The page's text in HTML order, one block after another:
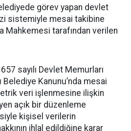
görev yapan devlet
sistemiyle mesai takibine
Mahkemesi tarafından verilen
sayılı Devlet Memurları
Belediye Kanunu’nda mesai
veri işlenmesine ilişkin
açık bir düzenleme
kişisel verilerin
ihlal edildiğine karar